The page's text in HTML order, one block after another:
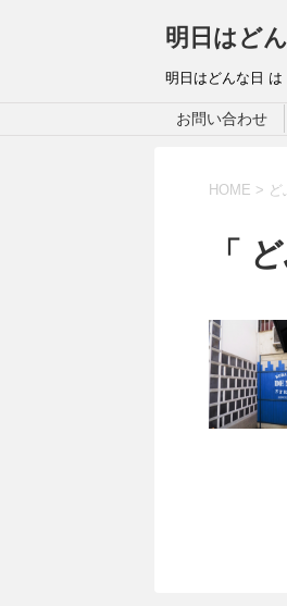
明日はど
明日はどんな日 は
お問い合わせ
HOME > ど
「